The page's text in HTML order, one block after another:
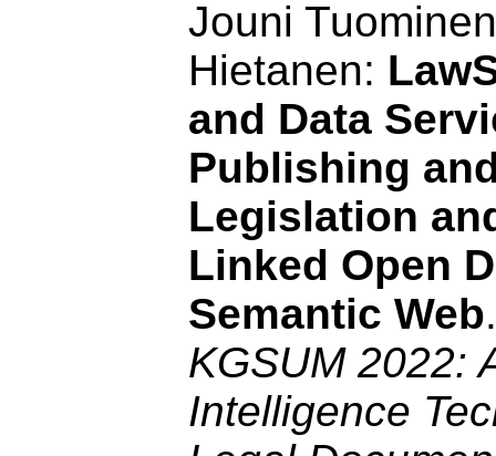
Jouni
Hietanen:
and Data
Publishing
Legislation
Linked Open
Semantic Web
KGSUM 2022:
Intelligence